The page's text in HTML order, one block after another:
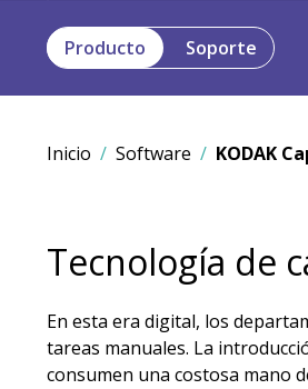
Producto Soporte
Inicio Software KODAK
Tecnología de
En esta era digital, los
tareas manuales. La
consumen una costosa mano